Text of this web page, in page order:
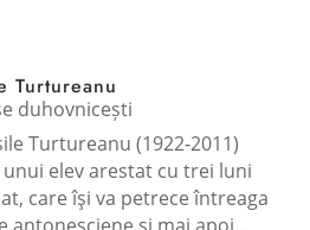
Turtureanu
duhovnicești
Turtureanu (1922-2011)
elev arestat cu trei luni
care îşi va petrece întreaga
şi mai apoi...